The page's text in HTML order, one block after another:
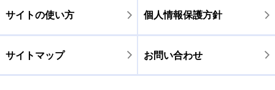
サイトの使い方 個人情報保護方針
サイトマップ お問い合わせ